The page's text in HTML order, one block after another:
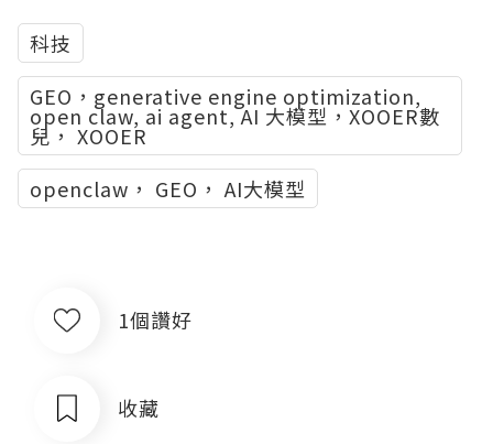
科技
GEO，generative engine optimization,
open claw, ai agent, AI 大模型，XOOER數
兒， XOOER
openclaw， GEO， AI大模型
1個讚好
收藏